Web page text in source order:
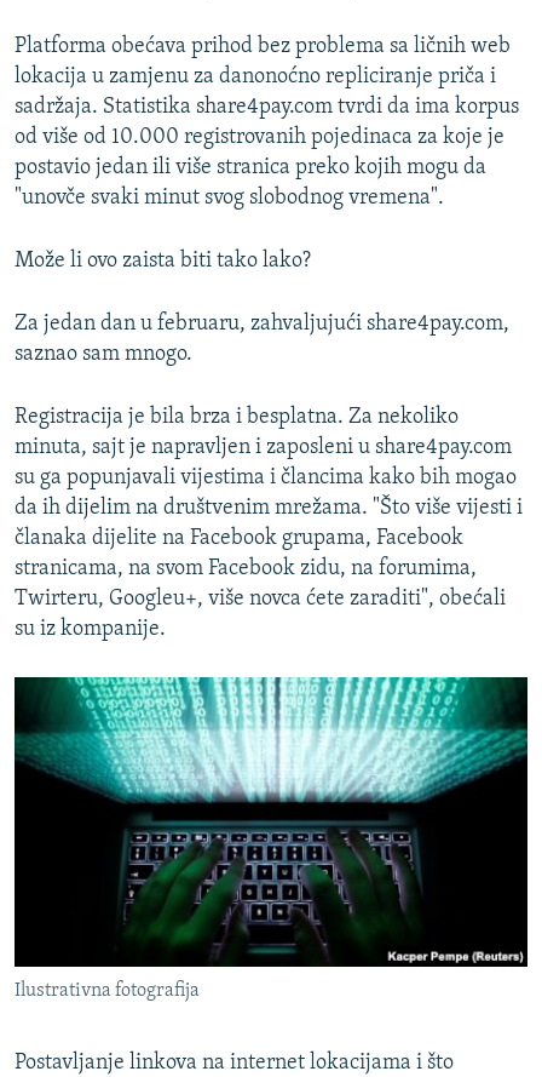
Platforma obećava prihod bez problema sa ličnih web
lokacija u zamjenu za danonoćno repliciranje priča i
sadržaja. Statistika share4pay.com tvrdi da ima korpus
od više od 10.000 registrovanih pojedinaca za koje je
postavio jedan ili više stranica preko kojih mogu da
"unovče svaki minut svog slobodnog vremena".
Može li ovo zaista biti tako lako?
Za jedan dan u februaru, zahvaljujući share4pay.com,
saznao sam mnogo.
Registracija je bila brza i besplatna. Za nekoliko
minuta, sajt je napravljen i zaposleni u share4pay.com
su ga popunjavali vijestima i člancima kako bih mogao
da ih dijelim na društvenim mrežama. "Što više vijesti i
članaka dijelite na Facebook grupama, Facebook
stranicama, na svom Facebook zidu, na forumima,
Twirteru, Googleu+, više novca ćete zaraditi", obećali
su iz kompanije.
Ilustrativna fotografija
Postavljanje linkova na internet lokacijama i što